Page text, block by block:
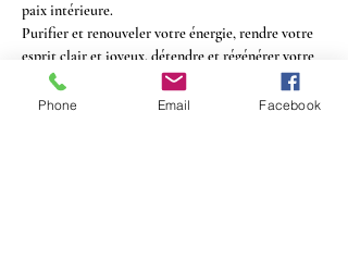
paix intérieure.
Purifier et renouveler votre énergie, rendre votre
esprit clair et joyeux, détendre et régénérer votre
corps, être au mieux avec vous-même.
Prix détails >>
Phone Email Facebook